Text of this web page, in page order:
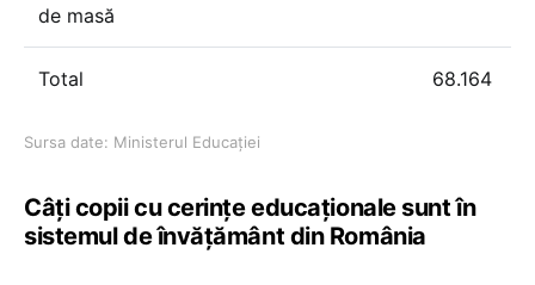
de masă
Total 68.164
Sursa date: Ministerul Educației
Câți copii cu cerințe educaționale sunt în
sistemul de învățământ din România